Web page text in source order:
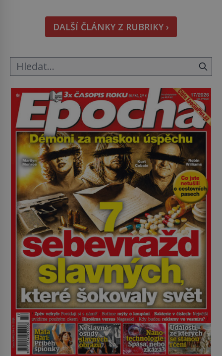
znetvořené válkou, tresty nebo nehodami. Jejich
metody jsou překvapivě promyšlené a některé
principy používají chirurgové dodnes. Úplně první
DALŠÍ ČLÁNKY Z RUBRIKY ›